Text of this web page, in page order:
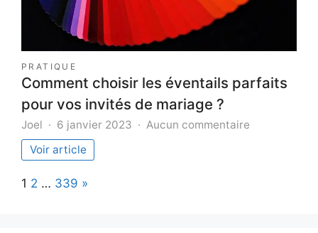
PRATIQUE
Comment choisir les éventails parfaits
pour vos invités de mariage ?
Joel 6 janvier 2023 Aucun commentaire
Voir article
Page:
1 2 … 339 Next
»